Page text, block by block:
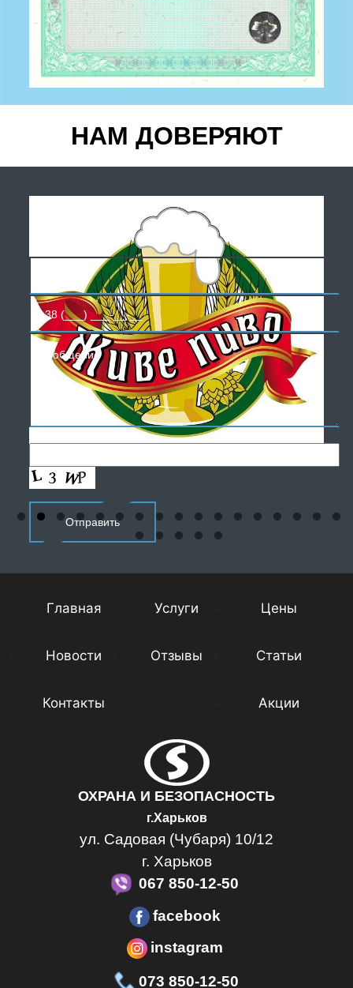
НАМ ДОВЕРЯЮТ
БЕСПЛАТНАЯ
КОНСУЛЬТАЦИЯ
Главная Услуги Цены
Новости Отзывы Статьи
Контакты Акции
ОХРАНА И БЕЗОПАСНОСТЬ
г.Харьков
ул. Садовая (Чубаря) 10/12
г. Харьков
067 850-12-50
facebook
instagram
073 850-12-50